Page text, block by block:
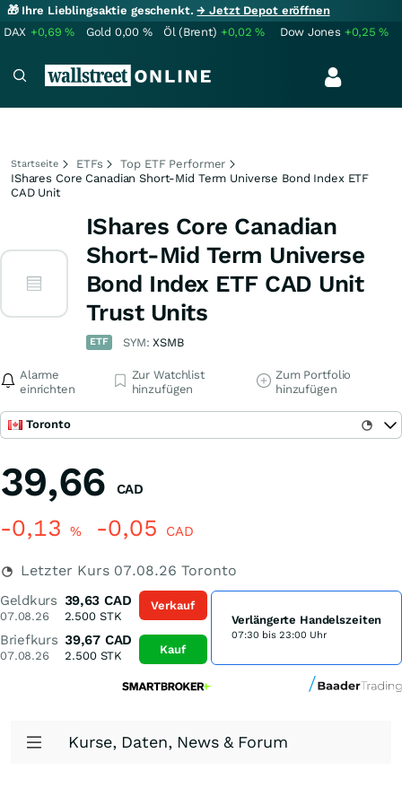
🎁 Ihre Lieblingsaktie geschenkt.→ Jetzt Depot eröffnen
DAX +0,69% Gold 0,00 % Öl (Brent) +0,02% Dow Jones +0,25%
Startseite ETFs
Top ETF Performer
IShares Core Canadian Short-Mid Term Universe Bond Index ETF
CAD Unit
IShares Core Canadian
Short-Mid Term Universe
Bond Index ETF CAD Unit
Trust Units
ETF SYM:XSMB
Alarme
einrichten
Zur Watchlist
hinzufügen
Zum Portfolio
hinzufügen
Toronto
39,66 CAD
-0,13 % -0,05 CAD
Letzter Kurs 07.08.26 Toronto
Geldkurs
07.08.26
39,63 CAD
2.500STK
Briefkurs
07.08.26
39,67 CAD
2.500STK
Verkauf
Kauf
Verlängerte Handelszeiten
07:30 bis 23:00 Uhr
Kurse, Daten, News & Forum